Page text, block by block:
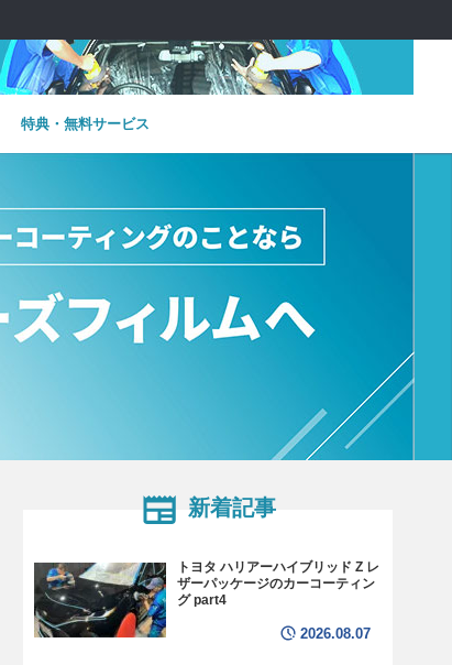
特典・無料サービス
新着記事
トヨタ ハリアーハイブリッド Z レ
ザーパッケージのカーコーティン
グ part4
2026.08.07